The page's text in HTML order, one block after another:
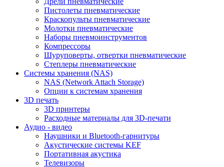
Пистолеты пневматические
Краскопульты пневматические
Молотки пневматические
Наборы пневмоинструментов
Компрессоры
Шуруповерты, отвертки пневматические
Степлеры пневматические
Cистемы хранения (NAS)
NAS (Network Attach Storage)
Опции к системам хранения
3D печать
3D принтеры
Расходные материалы для 3D-печати
Аудио - видео
Наушники и Bluetooth-гарнитуры
Акустические системы KEF
Портативная акустика
Телевизоры